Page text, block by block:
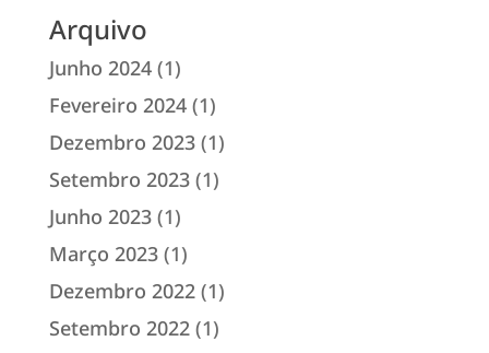
Arquivo
Junho 2024(1)
Fevereiro 2024(1)
Dezembro 2023(1)
Setembro 2023(1)
Junho 2023(1)
Março 2023(1)
Dezembro 2022(1)
Setembro 2022(1)